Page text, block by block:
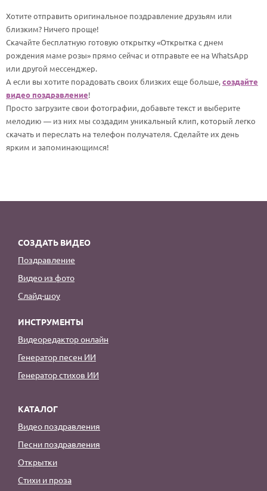
Хотите отправить оригинальное поздравление друзьям или
близким? Ничего проще!
Скачайте бесплатную готовую открытку «Открытка с днем
рождения маме розы» прямо сейчас и отправьте ее на WhatsApp
или другой мессенджер.
А если вы хотите порадовать своих близких еще больше,создайте
видео поздравление!
Просто загрузите свои фотографии, добавьте текст и выберите
мелодию — из них мы создадим уникальный клип, который легко
скачать и переслать на телефон получателя. Сделайте их день
ярким и запоминающимся!
СОЗДАТЬ ВИДЕО
Поздравление
Видео из фото
Слайд-шоу
ИНСТРУМЕНТЫ
Видеоредактор онлайн
Генератор песен ИИ
Генератор стихов ИИ
КАТАЛОГ
Видео поздравления
Песни поздравления
Открытки
Стихи и проза